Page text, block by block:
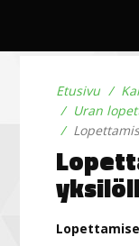
Etusivu
Uran